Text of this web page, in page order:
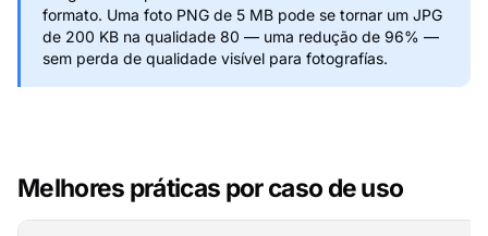
formato. Uma foto PNG de 5 MB pode se tornar um JPG
de 200 KB na qualidade 80 — uma redução de 96% —
sem perda de qualidade visível para fotografías.
Melhores práticas por caso de uso